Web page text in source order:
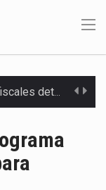
La industria automotriz mexicana concentra más de la mitad de las quejas bajo el Mecanismo…